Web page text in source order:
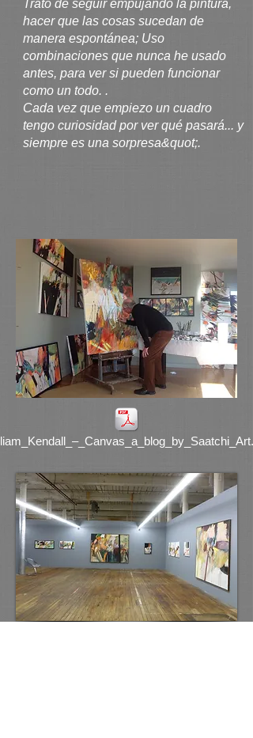
Trato de seguir empujando la pintura,
hacer que las cosas sucedan de
manera espontánea; Uso
combinaciones que nunca he usado
antes, para ver si pueden funcionar
como un todo. .
Cada vez que empiezo un cuadro
tengo curiosidad por ver qué pasará... y
siempre es una sorpresa&quot;.